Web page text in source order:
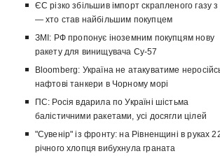
ЄС різко збільшив імпорт скрапленого газу з
— хто став найбільшим покупцем
ЗМІ: РФ пропонує іноземним покупцям нову
ракету для винищувача Су-57
Bloomberg: Україна не атакуватиме
нафтові танкери в Чорному морі
ПС: Росія вдарила по Україні шістьма
балістичними ракетами, усі досягли цілей
"Сувенір" із фронту: на Рівненщині в руках
річного хлопця вибухнула граната